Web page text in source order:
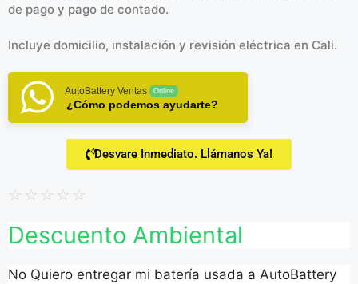
de pago y pago de contado.
Incluye domicilio, instalación y revisión eléctrica en Cali.
AutoBattery Ventas Online
¿Cómo podemos ayudarte?
Desvare Inmediato. Llámanos Ya!
☆ ☆ ☆ ☆ ☆
Descuento Ambiental
No Quiero entregar mi batería usada a AutoBattery